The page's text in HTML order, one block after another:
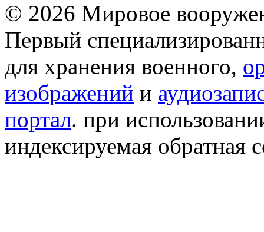
© 2026 Мировое
Первый
для хранения военного,
изображений и
портал. при
индексируемая обратная